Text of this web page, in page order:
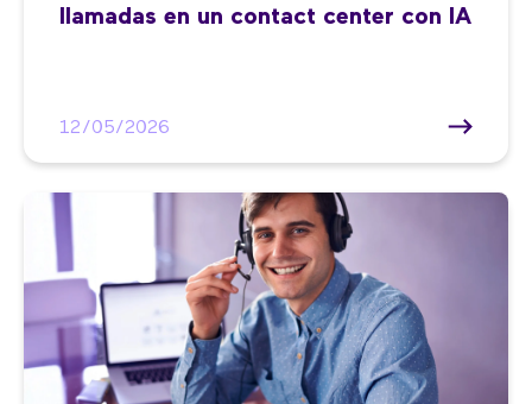
llamadas en un contact center con IA
12/05/2026